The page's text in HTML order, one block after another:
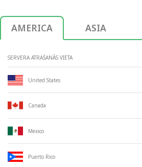
AMERICA ASIA
SERVERA ATRAŠANĀS VIETA
United States
Canada
Mexico
Puerto Rico